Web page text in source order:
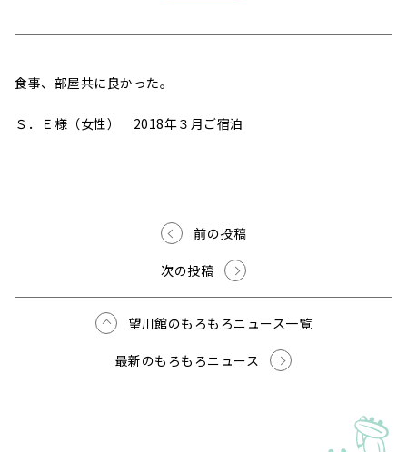
食事、部屋共に良かった。
Ｓ．Ｅ様（女性） 2018年３月ご宿泊
前の投稿
次の投稿
望川館のもろもろニュース一覧
最新のもろもろニュース